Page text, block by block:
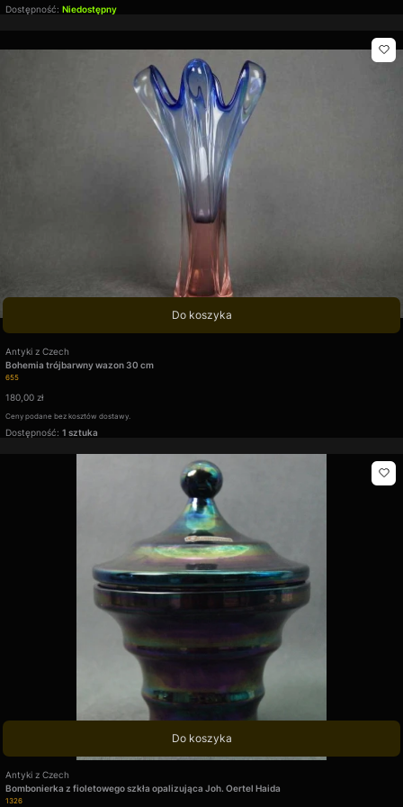
Dostępność: Niedostępny
Do koszyka
Kod produktu
655
Bohemia trójbarwny wazon 30 cm
Producent
Antyki z Czech
Cena
180,00 zł
Ceny podane bez kosztów dostawy.
Dostępność: 1 sztuka
Do koszyka
Kod produktu
1326
Bombonierka z fioletowego szkła opalizująca Joh. Oertel Haida
Producent
Antyki z Czech